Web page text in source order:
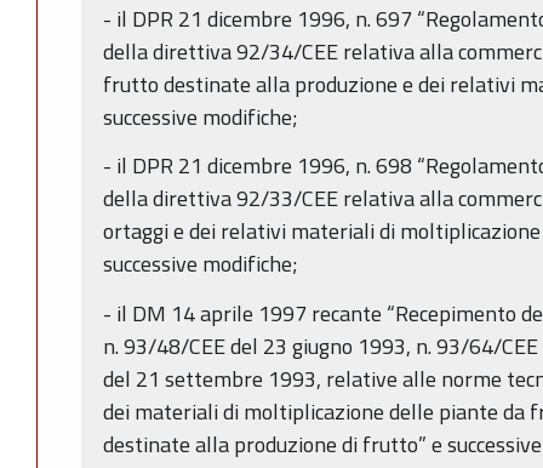
- il DPR 21 dicembre 1996, n. 697
della direttiva 92/34/CEE relativa alla
frutto destinate alla produzione e dei relativi
successive modifiche;
- il DPR 21 dicembre 1996, n. 698
della direttiva 92/33/CEE relativa alla
ortaggi e dei relativi materiali di moltiplicazione
successive modifiche;
- il DM 14 aprile 1997 recante “Recepimento
n. 93/48/CEE del 23 giugno 1993, n. 93/64/
del 21 settembre 1993, relative alle norme
dei materiali di moltiplicazione delle piante
destinate alla produzione di frutto” e